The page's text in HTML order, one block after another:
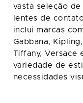
vasta seleção
lentes de
inclui marcas
Gabbana,
Tiffany, Versace
variedade de
necessidades